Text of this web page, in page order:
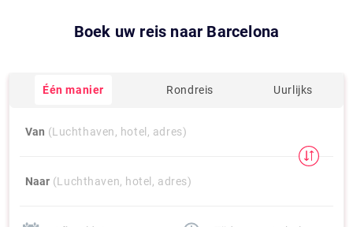
Boek uw reis naar Barcelona
Één manier Rondreis Uurlijks
Van (Luchthaven, hotel, adres)
Naar (Luchthaven, hotel, adres)